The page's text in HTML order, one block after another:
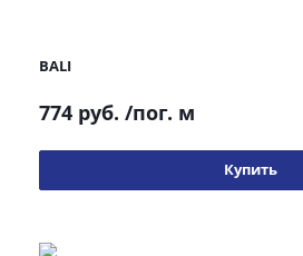
BALI
774 руб. /пог. м
Купить